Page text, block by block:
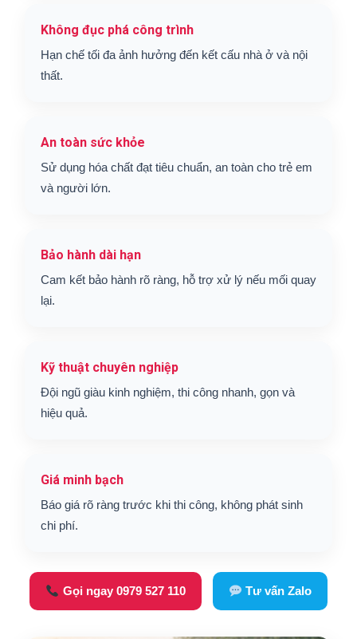
Không đục phá công trình
Hạn chế tối đa ảnh hưởng đến kết cấu nhà ở và nội
thất.
An toàn sức khỏe
Sử dụng hóa chất đạt tiêu chuẩn, an toàn cho trẻ em
và người lớn.
Bảo hành dài hạn
Cam kết bảo hành rõ ràng, hỗ trợ xử lý nếu mối quay
lại.
Kỹ thuật chuyên nghiệp
Đội ngũ giàu kinh nghiệm, thi công nhanh, gọn và
hiệu quả.
Giá minh bạch
Báo giá rõ ràng trước khi thi công, không phát sinh
chi phí.
Gọi ngay 0979 527 110 Tư vấn Zalo